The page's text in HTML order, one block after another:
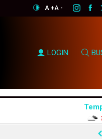
A +A -
LOGIN